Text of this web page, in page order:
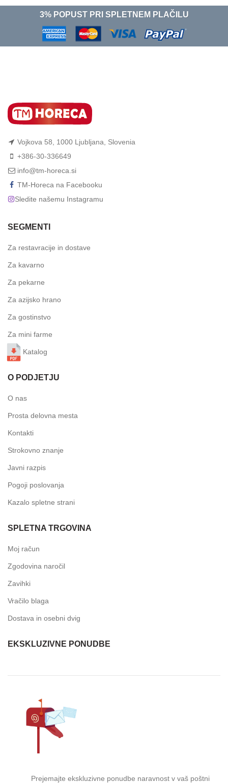
3% POPUST PRI SPLETNEM PLAČILU
Vojkova 58, 1000 Ljubljana, Slovenia
+386-30-336649
info@tm-horeca.si
TM-Horeca na Facebooku
Sledite našemu Instagramu
SEGMENTI
Za restavracije in dostave
Za kavarno
Za pekarne
Za azijsko hrano
Za gostinstvo
Za mini farme
Katalog
O PODJETJU
O nas
Prosta delovna mesta
Kontakti
Strokovno znanje
Javni razpis
Pogoji poslovanja
Kazalo spletne strani
SPLETNA TRGOVINA
Moj račun
Zgodovina naročil
Zavihki
Vračilo blaga
Dostava in osebni dvig
EKSKLUZIVNE PONUDBE
Prejemajte ekskluzivne ponudbe naravnost v vaš poštni